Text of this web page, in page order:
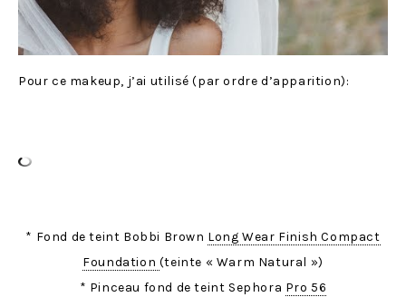
Pour ce makeup, j’ai utilisé (par ordre d’apparition):
* Fond de teint Bobbi Brown Long Wear Finish Compact
Foundation (teinte « Warm Natural »)
* Pinceau fond de teint Sephora Pro 56